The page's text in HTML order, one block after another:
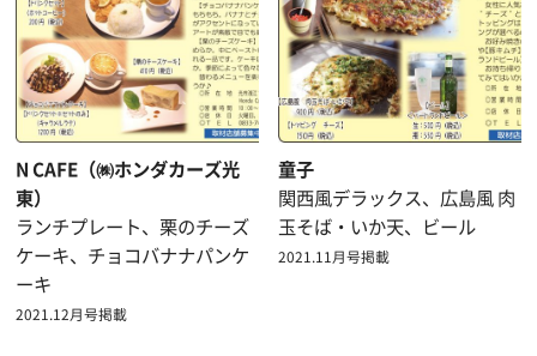
N CAFE（㈱ホンダカーズ光
東）
ランチプレート、栗のチーズ
ケーキ、チョコバナナパンケ
ーキ
2021.12月号掲載
童子
関西風デラックス、広島風 肉
玉そば・いか天、ビール
2021.11月号掲載